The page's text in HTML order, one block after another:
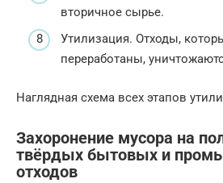
вторичное сырье.
Утилизация. Отходы,
переработаны,
Наглядная схема всех этапов
Захоронение мусора на
твёрдых бытовых и
отходов